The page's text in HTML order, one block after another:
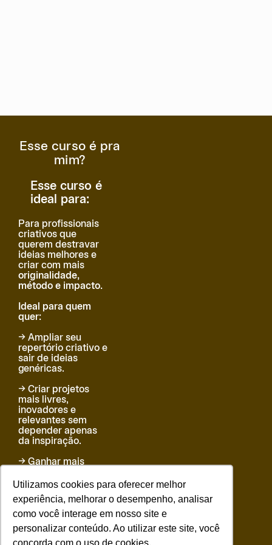
Utilizamos cookies para oferecer melhor
experiência, melhorar o desempenho, analisar
como você interage em nosso site e
personalizar conteúdo. Ao utilizar este site, você
concorda com o uso de cookies.
Esse curso é pra
mim?
Esse curso é
ideal para:
Para profissionais
criativos que
querem destravar
ideias melhores e
criar com mais
originalidade,
método e impacto.
Ideal para quem
quer:
→ Ampliar seu
repertório criativo e
sair de ideias
genéricas.
→ Criar projetos
mais livres,
inovadores e
relevantes sem
depender apenas
da inspiração.
→ Ganhar mais
processo criativo e
se tornar um
profissional mais
valorizado pela
força das suas
ideias.